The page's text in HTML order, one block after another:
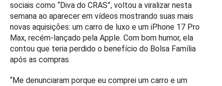
sociais como “Diva do CRAS”, voltou a viralizar nesta
semana ao aparecer em vídeos mostrando suas mais
novas aquisições: um carro de luxo e um iPhone 17 Pro
Max, recém-lançado pela Apple. Com bom humor, ela
contou que teria perdido o benefício do Bolsa Família
após as compras.
“Me denunciaram porque eu comprei um carro e um